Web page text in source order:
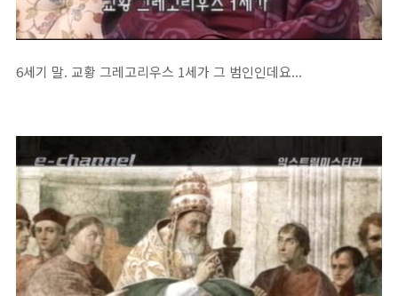
6세기 말. 교황 그레고리우스 1세가 그 범인인데요...